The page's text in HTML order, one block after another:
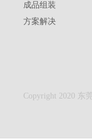
成品组装
方案解决
Copyright 2020 东